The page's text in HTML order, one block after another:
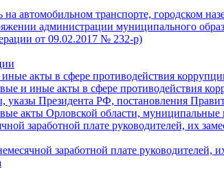
автомобильном транспорте, городском
администрации муниципального
от 09.02.2017 № 232-р)
акты в сфере противодействия
и иные акты в сфере противодействия
указы Президента РФ, постановления
акты Орловской области, муниципальные
заработной плате руководителей, их
заработной плате